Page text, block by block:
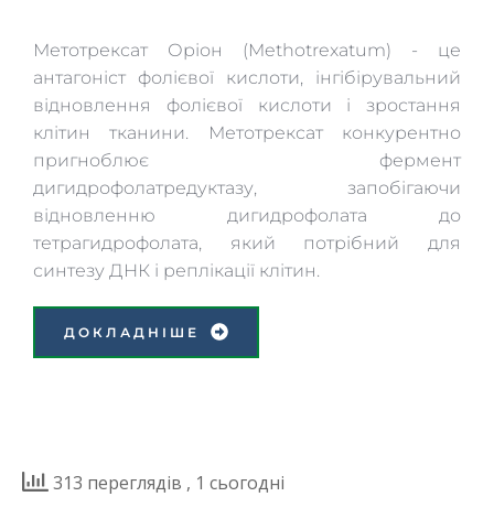
Метотрексат Оріон (Methotrexatum) - це
антагоніст фолієвої кислоти, інгібірувальний
відновлення фолієвої кислоти і зростання
клітин тканини. Метотрексат конкурентно
пригноблює фермент
дигидрофолатредуктазу, запобігаючи
відновленню дигидрофолата до
тетрагидрофолата, який потрібний для
синтезу ДНК і реплікації клітин.
ДОКЛАДНІШЕ
313 переглядів , 1 сьогодні